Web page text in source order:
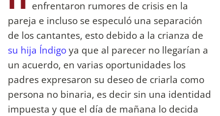
enfrentaron rumores de crisis en la
pareja e incluso se especuló una separación
de los cantantes, esto debido a la crianza de
su hija Índigoya que al parecer no llegarían a
un acuerdo, en varias oportunidades los
padres expresaron su deseo de criarla como
persona no binaria, es decir sin una identidad
impuesta y que el día de mañana lo decida